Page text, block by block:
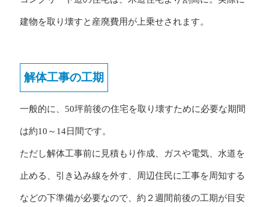
建物を取り壊すと産廃費用が上乗せされます。
解体工事の工期
一般的に、50坪前後の住宅を取り壊すために必要な期間
は約10～14日間です。
ただし解体工事前に見積もり作成、ガスや電気、水道を
止める、引き込み線を外す、周辺住民に工事を周知する
などの下準備が必要なので、約２週間前後の工期が目安